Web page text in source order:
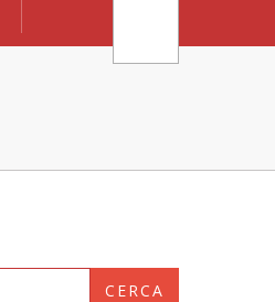
CERCA